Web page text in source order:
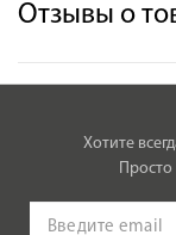
Отзывы о
Хотите